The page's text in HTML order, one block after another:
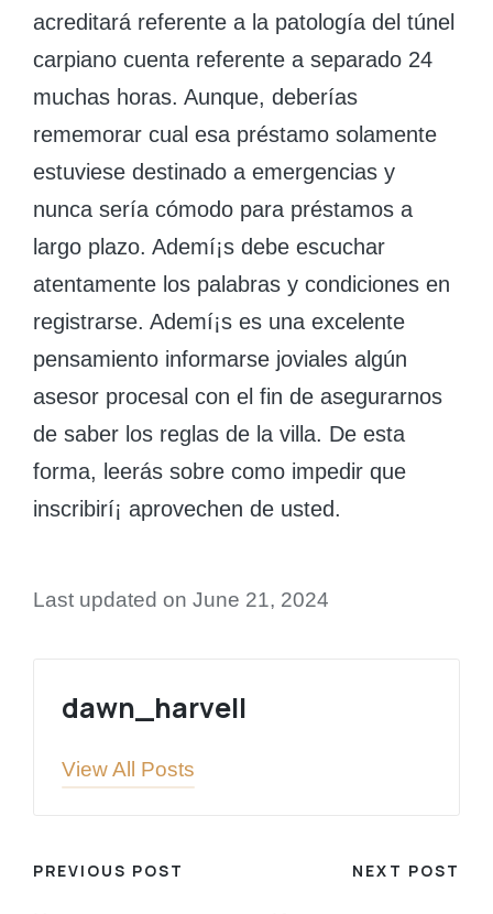
acreditará referente a la patologí­a del túnel
carpiano cuenta referente a separado 24
muchas horas. Aunque, deberías
rememorar cual esa préstamo solamente
estuviese destinado a emergencias y
nunca serí­a cómodo para préstamos a
largo plazo. Ademí¡s debe escuchar
atentamente los palabras y condiciones en
registrarse. Ademí¡s es una excelente
pensamiento informarse joviales algún
asesor procesal con el fin de asegurarnos
de saber los reglas de la villa. De esta
forma, leerás sobre como impedir que
inscribirí¡ aprovechen de usted.
Last updated on June 21, 2024
dawn_harvell
View All Posts
Post
PREVIOUS POST NEXT POST